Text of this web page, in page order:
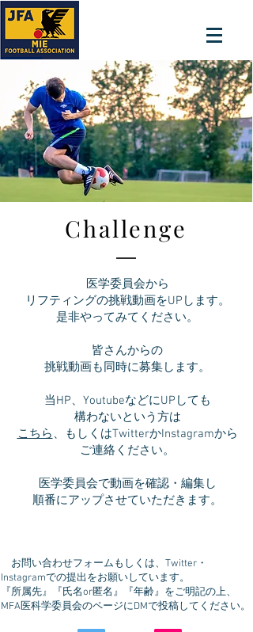
Challenge
医学委員会から
リフティングの挑戦動画をUPします。
是非やってみてください。
皆さんからの
挑戦動画も同時に募集します。
当HP、YoutubeなどにUPしても
構わないという方は
こちら 、もしくはTwitterかInstagramから
ご連絡ください。
医学委員会で動画を確認・編集し
​順番にアップさせていただきます。
お問い合わせフォームもしくは、Twitter・
Instagramでの提出をお願いしています。
『所属先』『氏名or匿名』『年齢』をご明記の上、
MFA医科学委員会のページにDMで投稿してください。